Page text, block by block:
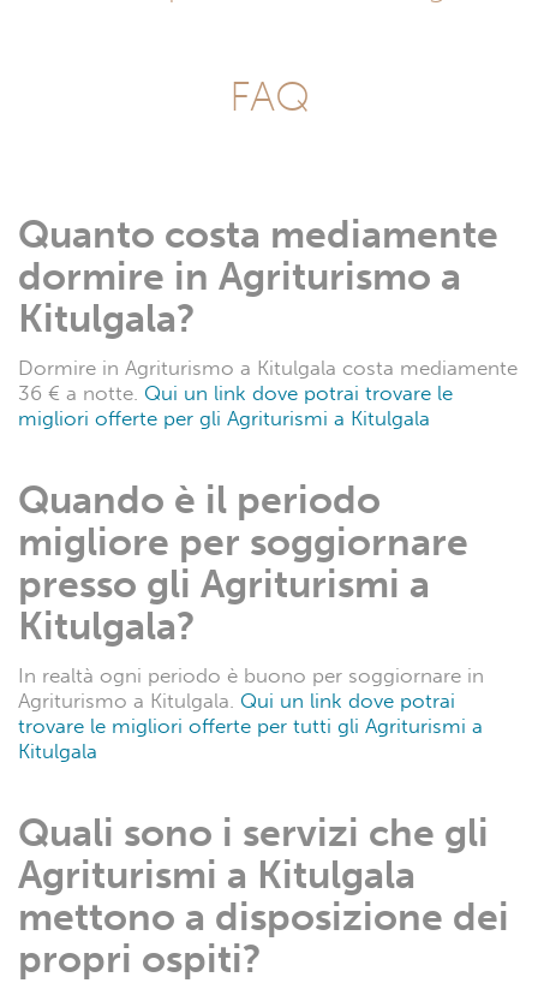
FAQ
Quanto costa mediamente
dormire in Agriturismo a
Kitulgala?
Dormire in Agriturismo a Kitulgala costa mediamente
36 € a notte. Qui un link dove potrai trovare le
migliori offerte per gli Agriturismi a Kitulgala
Quando è il periodo
migliore per soggiornare
presso gli Agriturismi a
Kitulgala?
In realtà ogni periodo è buono per soggiornare in
Agriturismo a Kitulgala. Qui un link dove potrai
trovare le migliori offerte per tutti gli Agriturismi a
Kitulgala
Quali sono i servizi che gli
Agriturismi a Kitulgala
mettono a disposizione dei
propri ospiti?